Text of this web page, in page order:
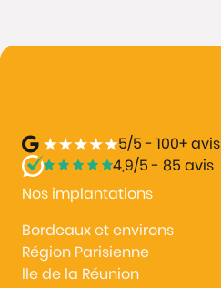
5/5 - 100+ avis
4,9/5 - 85 avis
Nos implantations
Bordeaux et environs
Région Parisienne
lle de la Réunion